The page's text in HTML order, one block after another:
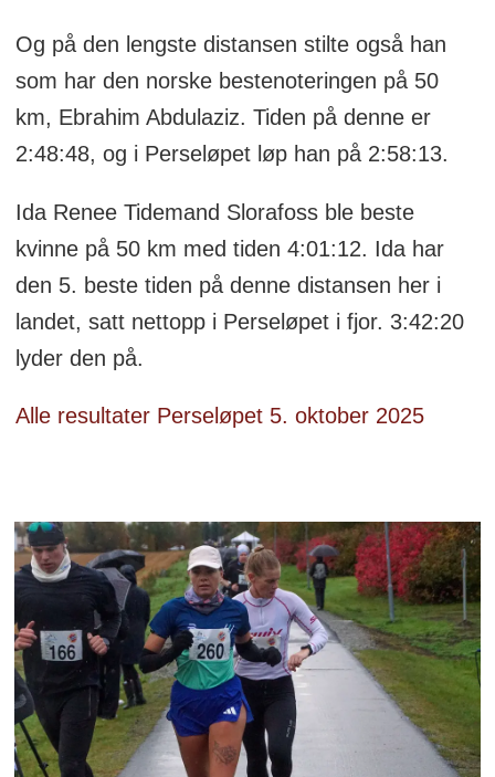
Og på den lengste distansen stilte også han
som har den norske bestenoteringen på 50
km, Ebrahim Abdulaziz. Tiden på denne er
2:48:48, og i Perseløpet løp han på 2:58:13.
Ida Renee Tidemand Slorafoss ble beste
kvinne på 50 km med tiden 4:01:12. Ida har
den 5. beste tiden på denne distansen her i
landet, satt nettopp i Perseløpet i fjor. 3:42:20
lyder den på.
Alle resultater Perseløpet 5. oktober 2025